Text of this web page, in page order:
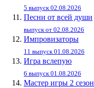
5 выпуск 02.08.2026
Песни от всей души
выпуск от 02.08.2026
Импровизаторы
11 выпуск 01.08.2026
Игра вслепую
6 выпуск 01.08.2026
Мастер игры 2 сезон